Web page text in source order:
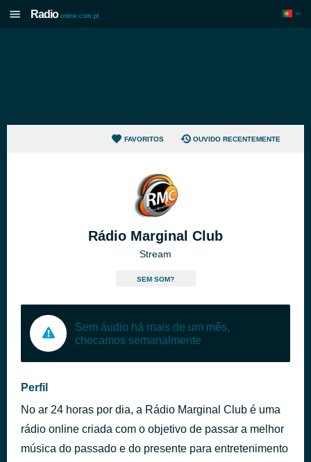
Radio online.com.pt
FAVORITOS OUVIDO RECENTEMENTE
Rádio Marginal Club
Stream
SEM SOM?
Sem áudio há mais de um mês,
checamos semanalmente
Perfil
No ar 24 horas por dia, a Rádio Marginal Club é uma
rádio online criada com o objetivo de passar a melhor
música do passado e do presente para entretenimento